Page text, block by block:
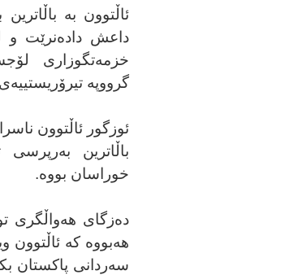
ئاڵتوون بە
داعش دادەنرێت و
خزمەتگوزاری
گرووپە
ئوزگور ئاڵتوون
باڵاترین
خوراسان بووە.
دەزگای هەواڵگری
هەبووە کە ئاڵتوون
سەردانی پاکستان